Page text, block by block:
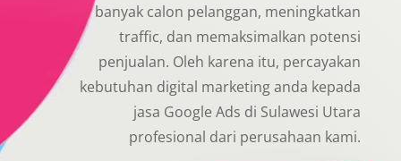
banyak calon pelanggan, meningkatkan
traffic, dan memaksimalkan potensi
penjualan. Oleh karena itu, percayakan
kebutuhan digital marketing anda kepada
jasa Google Ads di Sulawesi Utara
profesional dari perusahaan kami.